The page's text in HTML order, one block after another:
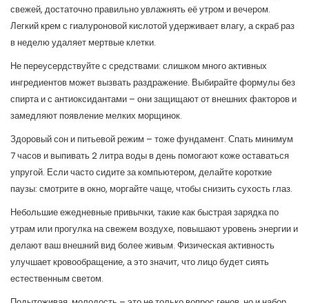
свежей, достаточно правильно увлажнять её утром и вечером.
Легкий крем с гиалуроновой кислотой удерживает влагу, а скраб раз
в неделю удаляет мертвые клетки.
Не переусердствуйте с средствами: слишком много активных
ингредиентов может вызвать раздражение. Выбирайте формулы без
спирта и с антиоксидантами – они защищают от внешних факторов и
замедляют появление мелких морщинок.
Здоровый сон и питьевой режим – тоже фундамент. Спать минимум
7 часов и выпивать 2 литра воды в день помогают коже оставаться
упругой. Если часто сидите за компьютером, делайте короткие
паузы: смотрите в окно, моргайте чаще, чтобы снизить сухость глаз.
Небольшие ежедневные привычки, такие как быстрая зарядка по
утрам или прогулка на свежем воздухе, повышают уровень энергии и
делают ваш внешний вид более живым. Физическая активность
улучшает кровообращение, а это значит, что лицо будет сиять
естественным светом.